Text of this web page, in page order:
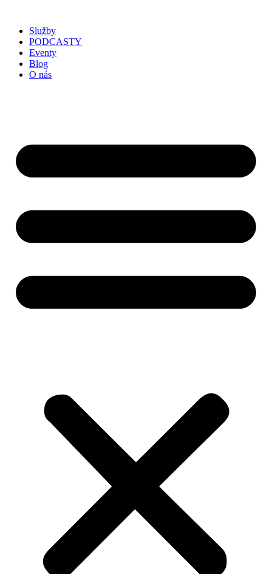
Služby
PODCASTY
Eventy
Blog
O nás